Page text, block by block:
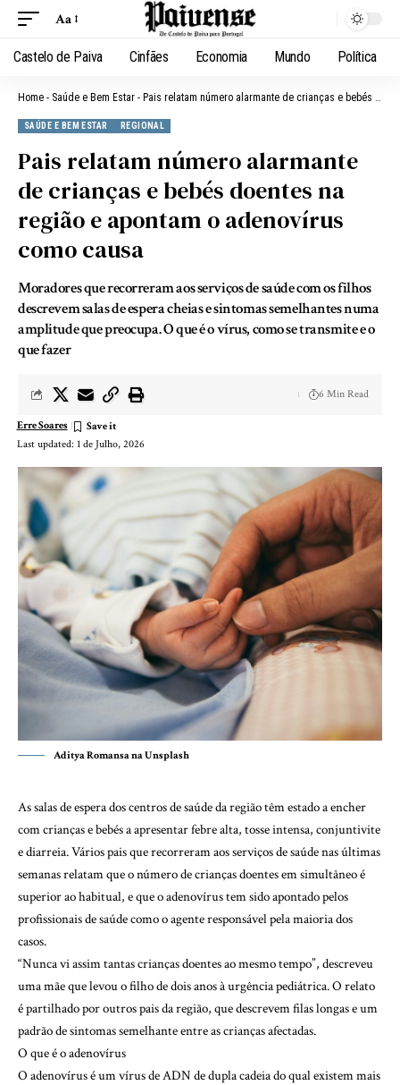
Aa
Castelo de Paiva Cinfães Economia Mundo Política
Home - Saúde e Bem Estar - Pais relatam número alarmante de crianças e bebés doentes na região e apontam o adenovírus como causa
SAÚDE E BEM ESTAR REGIONAL
Pais relatam número alarmante
de crianças e bebés doentes na
região e apontam o adenovírus
como causa
Moradores que recorreram aos serviços de saúde com os filhos
descrevem salas de espera cheias e sintomas semelhantes numa
amplitude que preocupa. O que é o vírus, como se transmite e o
que fazer
Last updated: 1 de Julho, 2026
Erre Soares
6 Min Read
Aditya Romansa na Unsplash
As salas de espera dos centros de saúde da região têm estado a encher
com crianças e bebés a apresentar febre alta, tosse intensa, conjuntivite
e diarreia. Vários pais que recorreram aos serviços de saúde nas últimas
semanas relatam que o número de crianças doentes em simultâneo é
superior ao habitual, e que o adenovírus tem sido apontado pelos
profissionais de saúde como o agente responsável pela maioria dos
casos.
“Nunca vi assim tantas crianças doentes ao mesmo tempo”, descreveu
uma mãe que levou o filho de dois anos à urgência pediátrica. O relato
é partilhado por outros pais da região, que descrevem filas longas e um
padrão de sintomas semelhante entre as crianças afectadas.
O que é o adenovírus
O adenovírus é um vírus de ADN de dupla cadeia do qual existem mais